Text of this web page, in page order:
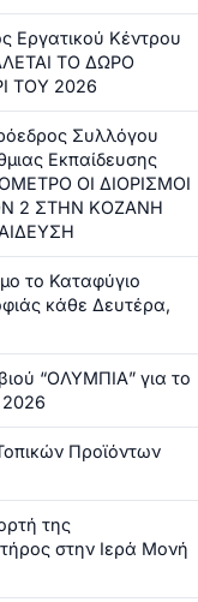
Εργατικού Κέντρου
ΤΟ ΔΩΡΟ
ΤΟΥ 2026
Συλλόγου
Εκπαίδευσης
ΟΙ ΔΙΟΡΙΣΜΟΙ
2 ΣΤΗΝ ΚΟΖΑΝΗ
το Καταφύγιο
κάθε Δευτέρα,
“ΟΛΥΜΠΙΑ” για το
Προϊόντων
της
στην Ιερά Μονή